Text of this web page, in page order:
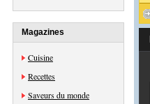
Magazines
Cuisine
Recettes
Saveurs du monde